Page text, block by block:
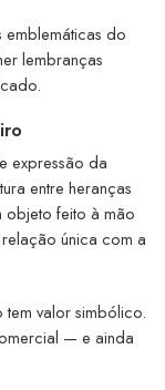
emblemáticas do
lembranças
expressão da
entre heranças
objeto feito à mão
única com a
valor simbólico.
— e ainda